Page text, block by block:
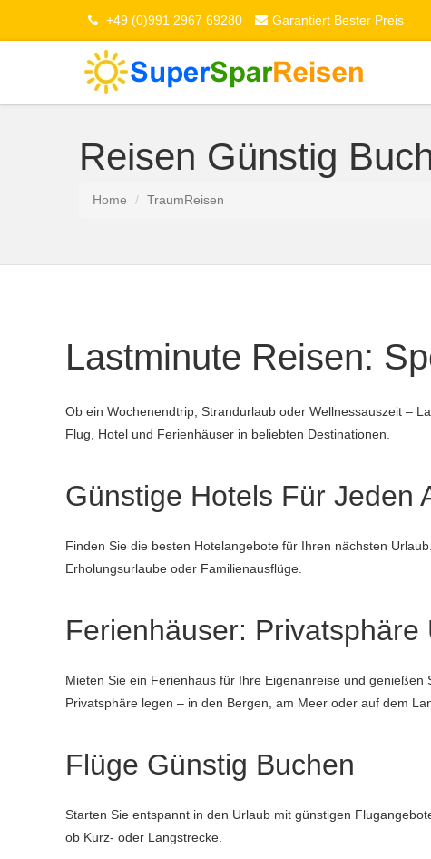
+49 (0)991 2967 69280 Garantiert Bester Preis
Reisen Günstig
Home TraumReisen
Lastminute Reisen:
Ob ein Wochenendtrip, Strandurlaub oder Wellnessauszeit –
Flug, Hotel und Ferienhäuser in beliebten Destinationen.
Günstige Hotels Für Jeden
Finden Sie die besten Hotelangebote für Ihren nächsten
Erholungsurlaube oder Familienausflüge.
Ferienhäuser: Privatsphäre
Mieten Sie ein Ferienhaus für Ihre Eigenanreise und
Privatsphäre legen – in den Bergen, am Meer oder auf dem
Flüge Günstig Buchen
Starten Sie entspannt in den Urlaub mit günstigen
ob Kurz- oder Langstrecke.